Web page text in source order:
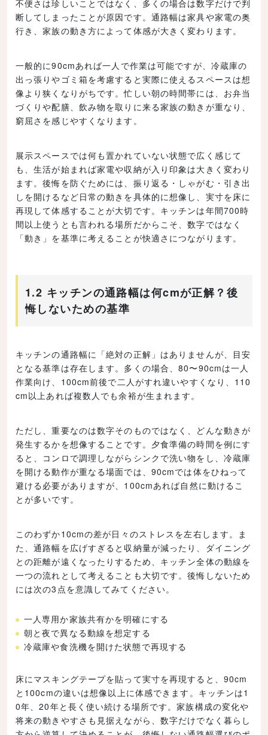
不便さは珍しいことではなく、多くの場合は数字だけで判
断してしまったことが原因です。通路幅は家具や家電の奥
行き、家族の動き方によって体感が大きく変わります。
一般的に90cmあれば一人で作業は可能ですが、冷蔵庫の
出っ張りやゴミ箱を考慮すると実際に使えるスペースは想
像より狭くなりがちです。忙しい朝の時間帯には、お弁当
づくりや配膳、飲み物を取りに来る家族の動きが重なり、
窮屈さを感じやすくなります。
展示スペースでは何も置かれていない状態で広く感じて
も、生活が始まれば家電や収納が入り印象は大きく変わり
ます。後悔を防ぐためには、振り返る・しゃがむ・引き出
しを開けるなど日常の動きを具体的に想像し、実寸を床に
再現して体感することが大切です。キッチンは年間700時
間以上使うとも言われる場所だからこそ、数字ではなく
「動き」を基準に考えることが快適さにつながります。
1.2 キッチンの通路幅は何cmが正解？後
悔しないための基準
キッチンの通路幅に「絶対の正解」はありませんが、目安
となる基準は存在します。多くの場合、80〜90cmは一人
作業向け、100cm前後で二人がすれ違いやすくなり、110
cm以上あれば複数人でも余裕が生まれます。
ただし、重要なのは数字そのものではなく、どんな動きが
発生するかを想像することです。夕食準備の時間を例にす
ると、コンロで調理しながらシンクで洗い物をし、冷蔵庫
を開ける動作が重なる場面では、90cmでは体をひねって
避ける必要がありますが、100cmあれば自然に動けるこ
とが多いです。
このわずか10cmの差が日々のストレスを左右します。ま
た、通路幅を広げすぎると収納量が減ったり、ダイニング
との距離が遠くなったりするため、キッチン全体の動線を
一つの流れとして考えることも大切です。後悔しないため
には次の3点を意識してみてください。
一人専用か家族共有かを明確にする
朝と夜で異なる動線を想定する
冷蔵庫や食洗機を開けた状態で再現する
床にマスキングテープを貼って実寸を再現すると、90cm
と100cmの違いは想像以上に体感できます。キッチンは1
0年、20年と長く使い続ける場所です。家族構成の変化や
将来の動きやすさも見据えながら、数字だけでなく暮らし